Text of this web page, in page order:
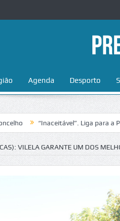
Agenda Desporto
“Inaceitável”. Liga para a Proteção
VILELA GARANTE UM DOS